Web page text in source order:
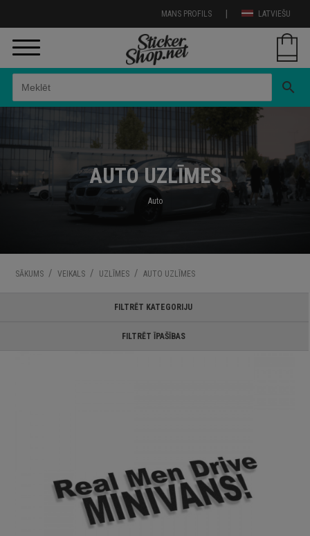
LATVIEŠU
|
MANS PROFILS
search
AUTO UZLĪMES
Auto
SĀKUMS / VEIKALS / UZLĪMES / AUTO UZLĪMES
FILTRĒT KATEGORIJU
FILTRĒT ĪPAŠĪBAS